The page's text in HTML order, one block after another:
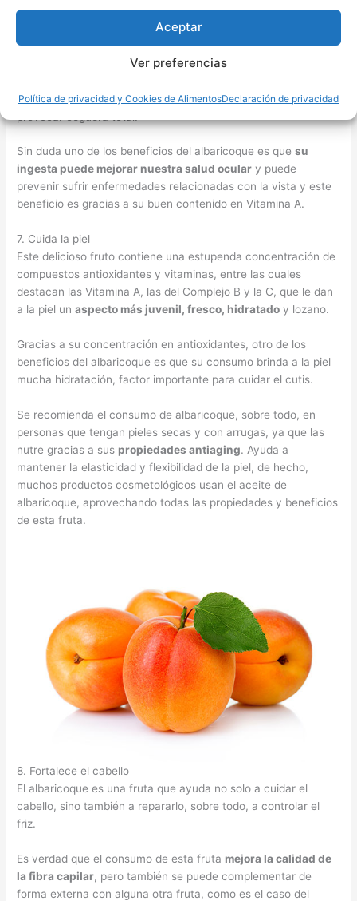
Aceptar
Ver preferencias
Política de privacidad y Cookies de AlimentosDeclaración de privacidad
La degeneración macular asociada a la edad es una condición
que poco a poco va dañando la mácula, un área de la zona
central de la retina, esta condición provoca que, a largo plazo,
tan sencillas como leer o conducir. En casos extremos, puede
Sin duda uno de los beneficios del albaricoque es quesu
ingesta puede mejorar nuestra salud ocular y puede
prevenir sufrir enfermedades relacionadas con la vista y este
beneficio es gracias a su buen contenido en Vitamina A.
7. Cuida la piel
Este delicioso fruto contiene una estupenda concentración de
compuestos antioxidantes y vitaminas, entre las cuales
destacan las Vitamina A, las del Complejo B y la C, que le dan
a la piel unaspecto más juvenil, fresco, hidratado y lozano.
Gracias a su concentración en antioxidantes, otro de los
beneficios del albaricoque es que su consumo brinda a la piel
mucha hidratación, factor importante para cuidar el cutis.
Se recomienda el consumo de albaricoque, sobre todo, en
personas que tengan pieles secas y con arrugas, ya que las
nutre gracias a sus propiedades antiaging. Ayuda a
mantener la elasticidad y flexibilidad de la piel, de hecho,
muchos productos cosmetológicos usan el aceite de
albaricoque, aprovechando todas las propiedades y beneficios
de esta fruta.
8. Fortalece el cabello
El albaricoque es una fruta que ayuda no solo a cuidar el
cabello, sino también a repararlo, sobre todo, a controlar el
friz.
Es verdad que el consumo de esta fruta mejora la calidad de
la fibra capilar, pero también se puede complementar de
forma externa con alguna otra fruta, como es el caso del